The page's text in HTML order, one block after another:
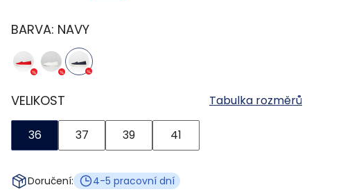
BARVA: NAVY
VELIKOST Tabulka rozměrů
36 37 39 41
Doručení:
4-5 pracovní dní